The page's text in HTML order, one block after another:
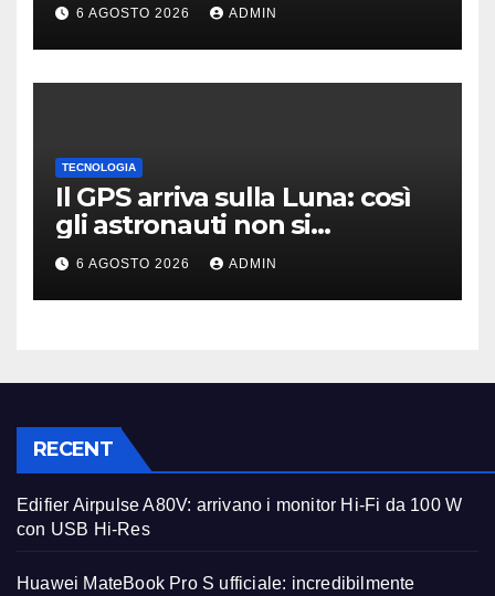
6 AGOSTO 2026 ADMIN
TECNOLOGIA
Il GPS arriva sulla Luna: così
gli astronauti non si
perderanno più
6 AGOSTO 2026 ADMIN
RECENT
Edifier Airpulse A80V: arrivano i monitor Hi-Fi da 100 W
con USB Hi-Res
Huawei MateBook Pro S ufficiale: incredibilmente